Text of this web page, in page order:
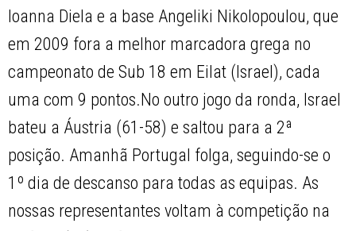
Ioanna Diela e a base Angeliki Nikolopoulou, que
em 2009 fora a melhor marcadora grega no
campeonato de Sub 18 em Eilat (Israel), cada
uma com 9 pontos.No outro jogo da ronda, Israel
bateu a Áustria (61-58) e saltou para a 2ª
posição. Amanhã Portugal folga, seguindo-se o
1º dia de descanso para todas as equipas. As
nossas representantes voltam à competição na